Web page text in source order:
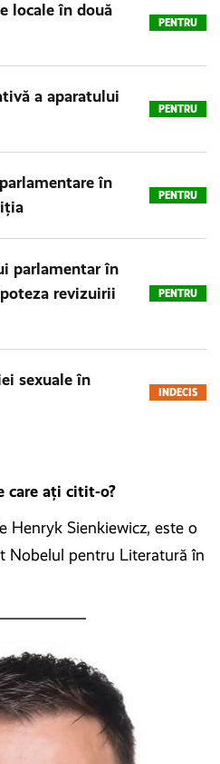
locale în două
PENTRU
a aparatului
PENTRU
în
PENTRU
parlamentar în
revizuirii
PENTRU
sexuale în
INDECIS
care ați citit-o?
Henryk Sienkiewicz, este o
Nobelul pentru Literatură în